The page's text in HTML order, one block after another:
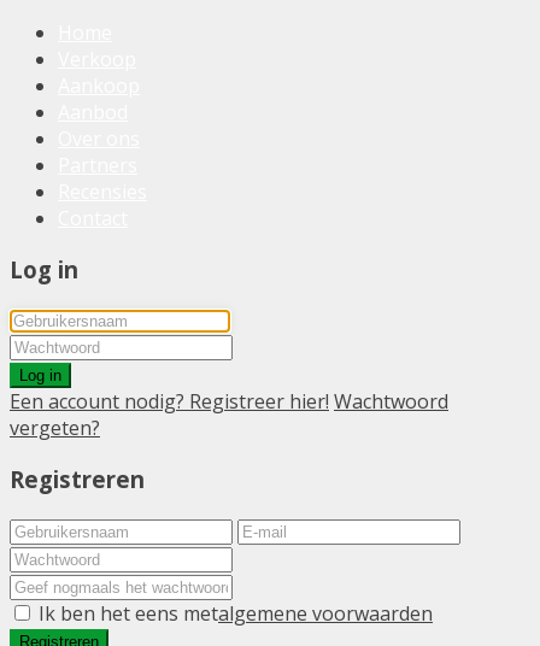
Log in
Log in
Een account nodig? Registreer hier! Wachtwoord
vergeten?
Registreren
Ik ben het eens metalgemene voorwaarden
Registreren